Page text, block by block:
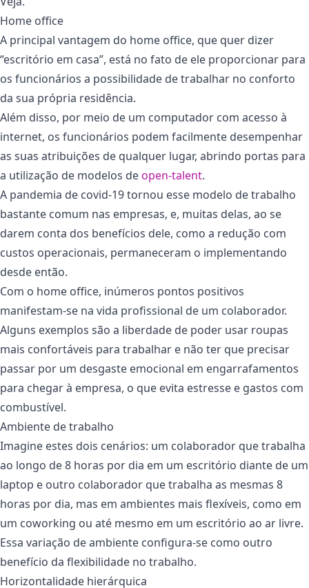
Home office
A principal vantagem do home office, que quer dizer
“escritório em casa”, está no fato de ele proporcionar para
os funcionários a possibilidade de trabalhar no conforto
da sua própria residência.
Além disso, por meio de um computador com acesso à
internet, os funcionários podem facilmente desempenhar
as suas atribuições de qualquer lugar, abrindo portas para
a utilização de modelos deopen-talent.
A pandemia de covid-19 tornou esse modelo de trabalho
bastante comum nas empresas, e, muitas delas, ao se
darem conta dos benefícios dele, como a redução com
custos operacionais, permaneceram o implementando
desde então.
Com o home office, inúmeros pontos positivos
manifestam-se na vida profissional de um colaborador.
Alguns exemplos são a liberdade de poder usar roupas
mais confortáveis para trabalhar e não ter que precisar
passar por um desgaste emocional em engarrafamentos
para chegar à empresa, o que evita estresse e gastos com
combustível.
Ambiente de trabalho
Imagine estes dois cenários: um colaborador que trabalha
ao longo de 8 horas por dia em um escritório diante de um
laptop e outro colaborador que trabalha as mesmas 8
horas por dia, mas em ambientes mais flexíveis, como em
um coworking ou até mesmo em um escritório ao ar livre.
Essa variação de ambiente configura-se como outro
benefício da flexibilidade no trabalho.
Horizontalidade hierárquica